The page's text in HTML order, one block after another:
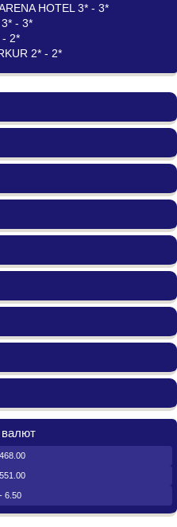
HOTEL 3* - 3*
- 3*
- 2*
2* - 2*
6.50